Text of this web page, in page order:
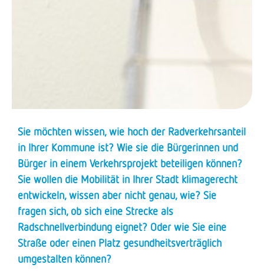
Tools
Unsere Werkzeuge für besondere Aufgaben
Sie möchten wissen, wie hoch der Radverkehrsanteil
in Ihrer Kommune ist? Wie sie die Bürgerinnen und
Bürger in einem Verkehrsprojekt beteiligen können?
Sie wollen die Mobilität in Ihrer Stadt klimagerecht
entwickeln, wissen aber nicht genau, wie? Sie
fragen sich, ob sich eine Strecke als
Radschnellverbindung eignet? Oder wie Sie eine
Straße oder einen Platz gesundheitsverträglich
umgestalten können?